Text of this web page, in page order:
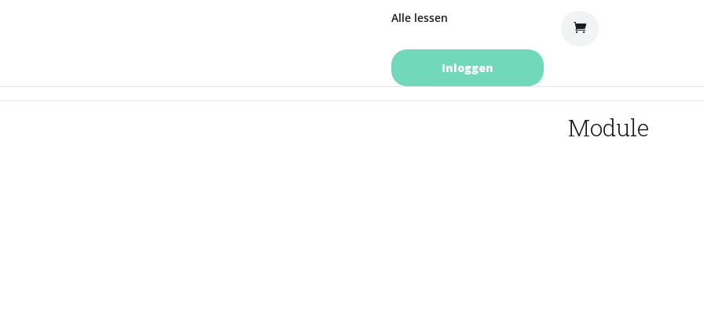
gekregen hebt. Hiermee kan jij
Alle lessen
Inloggen
Module